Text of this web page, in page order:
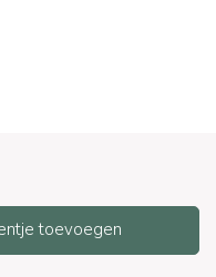
toevoegen